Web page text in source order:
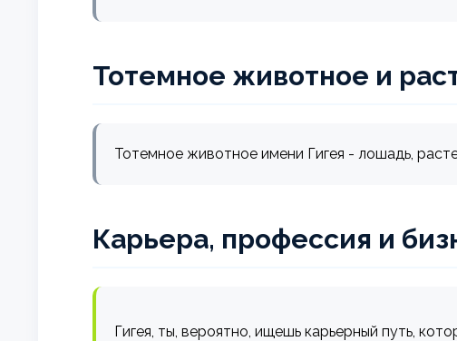
Тотемное животное и
Тотемное животное имени Гигея - лошадь,
Карьера, профессия и
Гигея, ты, вероятно, ищешь карьерный путь,